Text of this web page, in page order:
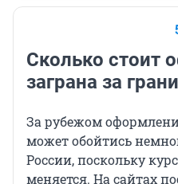
Сколько стоит
заграна за
За рубежом
может обойтись
России, поскольку
меняется. На сайтах